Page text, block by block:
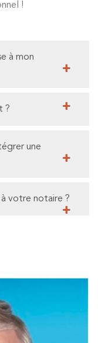
!
à mon
?
une
votre notaire ?